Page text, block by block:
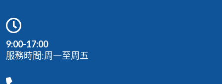
9:00-17:00
服務時間:周一至周五